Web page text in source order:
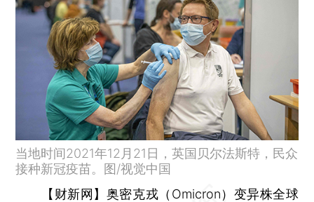
当地时间2021年12月21日，英国贝尔法斯特，民众
接种新冠疫苗。图/视觉中国
【财新网】 奥密克戎（Omicron）变异株全球